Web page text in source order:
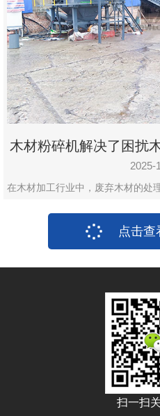
木材粉碎机解决了困扰
2025-
在木材加工行业中，废弃木材的处
点击查
扫一扫